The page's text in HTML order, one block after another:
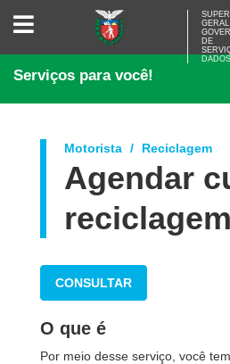
SUPERINTENDÊNCIA-
<BR>GOVERNANÇA
SERVIÇOS
DADOS
DE
DADOS
Serviços para você!
Motorista Reciclagem
Agendar
reciclagem
CONSULTAR
O que é
Por meio desse serviço, você